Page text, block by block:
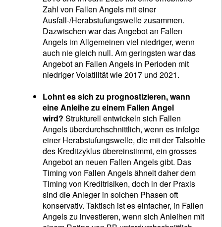
Zahl von Fallen Angels mit einer
Ausfall-/Herabstufungswelle zusammen.
Dazwischen war das Angebot an Fallen
Angels im Allgemeinen viel niedriger, wenn
auch nie gleich null. Am geringsten war das
Angebot an Fallen Angels in Perioden mit
niedriger Volatilität wie 2017 und 2021.
Lohnt es sich zu prognostizieren, wann
eine Anleihe zu einem Fallen Angel
wird? Strukturell entwickeln sich Fallen
Angels überdurchschnittlich, wenn es infolge
einer Herabstufungswelle, die mit der Talsohle
des Kreditzyklus übereinstimmt, ein grosses
Angebot an neuen Fallen Angels gibt. Das
Timing von Fallen Angels ähnelt daher dem
Timing von Kreditrisiken, doch in der Praxis
sind die Anleger in solchen Phasen oft
konservativ. Taktisch ist es einfacher, in Fallen
Angels zu investieren, wenn sich Anleihen mit